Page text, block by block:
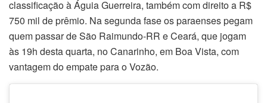
classificação à Águia Guerreira, também com direito a R$
750 mil de prêmio. Na segunda fase os paraenses pegam
quem passar de São Raimundo-RR e Ceará, que jogam
às 19h desta quarta, no Canarinho, em Boa Vista, com
vantagem do empate para o Vozão.